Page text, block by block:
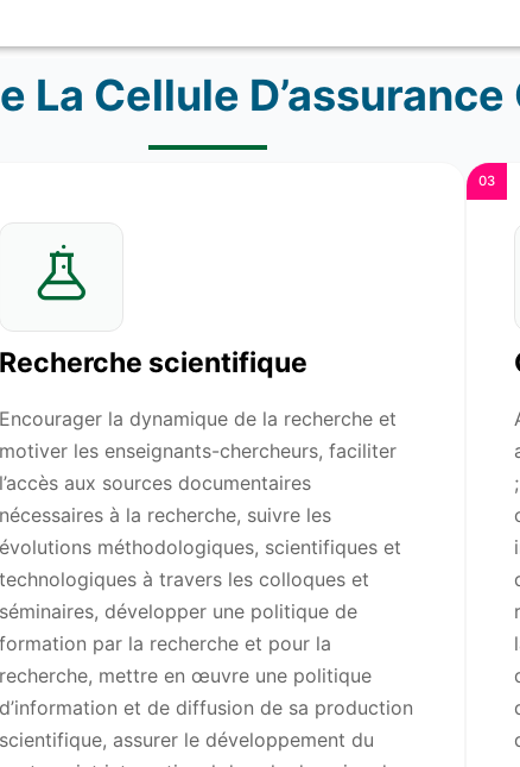
La Cellule
Recherche scientifique
Encourager la dynamique de la recherche et
motiver les enseignants-chercheurs, faciliter
l’accès aux sources documentaires
nécessaires à la recherche, suivre les
évolutions méthodologiques, scientifiques et
technologiques à travers les colloques et
séminaires, développer une politique de
formation par la recherche et pour la
recherche, mettre en œuvre une politique
d’information et de diffusion de sa production
scientifique, assurer le développement du
03